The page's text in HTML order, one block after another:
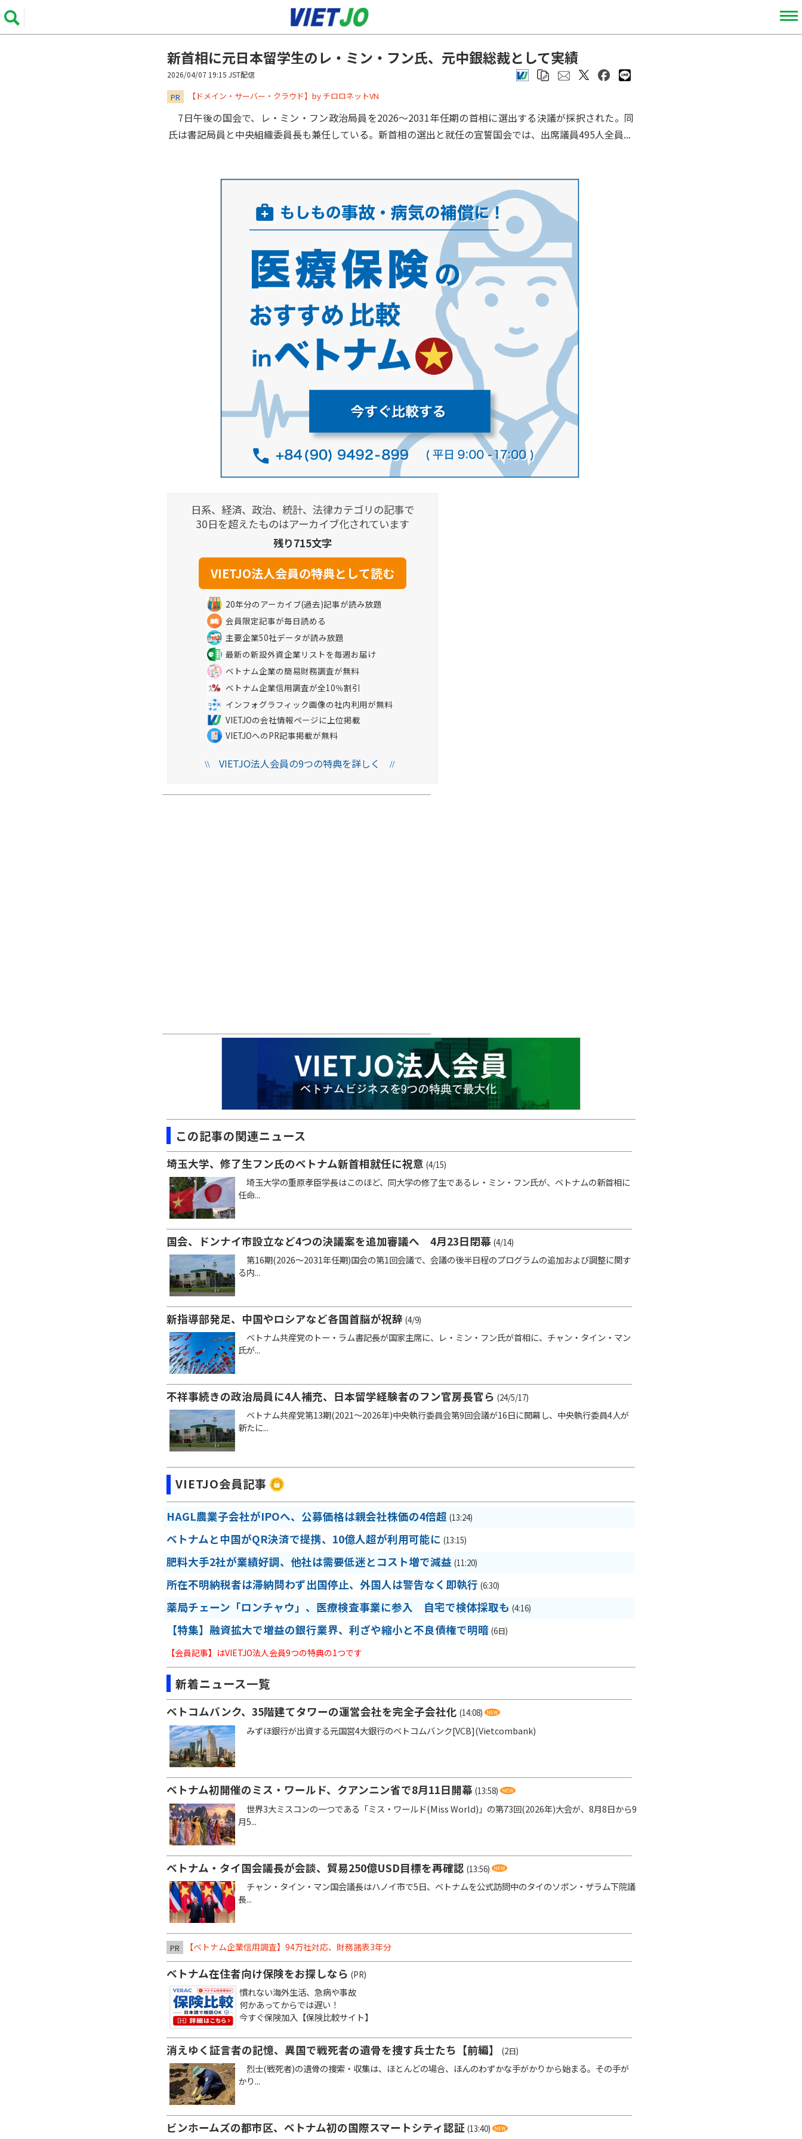
新首相に元日本留学生のレ・ミン・フン氏、元中銀総裁として実績
2026/04/07 19:15 JST配信
PR ​​​​​​​【ドメイン・サーバー・クラウド】by チロロネットVN
7日午後の国会で、レ・ミン・フン政治局員を2026～2031年任期の首相に選出する決議が採択された。同
氏は書記局員と中央組織委員長も兼任している。新首相の選出と就任の宣誓国会では、出席議員495人全員...
日系、経済、政治、統計、法律カテゴリの記事で
30日を超えたものはアーカイブ化されています
残り715文字
20年分のアーカイブ(過去)記事が読み放題
会員限定記事が毎日読める
主要企業50社データが読み放題
最新の新設外資企業リストを毎週お届け
ベトナム企業の簡易財務調査が無料
ベトナム企業信用調査が全10％割引
インフォグラフィック画像の社内利用が無料
VIETJOの会社情報ページに上位掲載
VIETJOへのPR記事掲載が無料
\\VIETJO法人会員の9つの特典を詳しく //
この記事の関連ニュース
埼玉大学、修了生フン氏のベトナム新首相就任に祝意 (4/15)
埼玉大学の重原孝臣学長はこのほど、同大学の修了生であるレ・ミン・フン氏が、ベトナムの新首相に
任命...
国会、ドンナイ市設立など4つの決議案を追加審議へ 4月23日閉幕 (4/14)
第16期(2026～2031年任期)国会の第1回会議で、会議の後半日程のプログラムの追加および調整に関す
る内...
新指導部発足、中国やロシアなど各国首脳が祝辞 (4/9)
ベトナム共産党のトー・ラム書記長が国家主席に、レ・ミン・フン氏が首相に、チャン・タイン・マン
氏が...
不祥事続きの政治局員に4人補充、日本留学経験者のフン官房長官ら (24/5/17)
ベトナム共産党第13期(2021～2026年)中央執行委員会第9回会議が16日に開幕し、中央執行委員4人が
新たに...
VIETJO会員記事
HAGL農業子会社がIPOへ、公募価格は親会社株価の4倍超 (13:24)
ベトナムと中国がQR決済で提携、10億人超が利用可能に (13:15)
肥料大手2社が業績好調、他社は需要低迷とコスト増で減益 (11:20)
所在不明納税者は滞納問わず出国停止、外国人は警告なく即執行 (6:30)
薬局チェーン「ロンチャウ」、医療検査事業に参入 自宅で検体採取も (4:16)
【特集】融資拡大で増益の銀行業界、利ざや縮小と不良債権で明暗 (6日)
【会員記事】はVIETJO法人会員9つの特典の1つです
新着ニュース一覧
ベトコムバンク、35階建てタワーの運営会社を完全子会社化 (14:08)
みずほ銀行が出資する元国営4大銀行のベトコムバンク[VCB](Vietcombank)
ベトナム初開催のミス・ワールド、クアンニン省で8月11日開幕 (13:58)
世界3大ミスコンの一つである「ミス・ワールド(Miss World)」の第73回(2026年)大会が、8月8日から9
月5...
ベトナム・タイ国会議長が会談、貿易250億USD目標を再確認 (13:56)
チャン・タイン・マン国会議長はハノイ市で5日、ベトナムを公式訪問中のタイのソポン・ザラム下院議
長...
PR 【ベトナム企業信用調査】94万社対応、財務諸表3年分
ベトナム在住者向け保険をお探しなら (PR)
慣れない海外生活、急病や事故
何かあってからでは遅い！
今すぐ保険加入【保険比較サイト】
消えゆく証言者の記憶、異国で戦死者の遺骨を捜す兵士たち【前編】 (2日)
烈士(戦死者)の遺骨の捜索・収集は、ほとんどの場合、ほんのわずかな手がかりから始まる。その手が
かり...
ビンホームズの都市区、ベトナム初の国際スマートシティ認証 (13:40)